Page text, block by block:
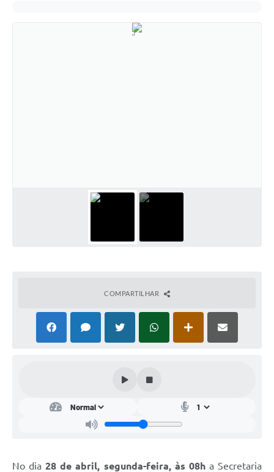
3º Jornada Empreendedora BQ
Festival Gastronômico
Emprega Barbacena
Carta de Serviços
COMPARTILHAR
No dia 28 de abril, segunda-feira, às 08ha Secretaria